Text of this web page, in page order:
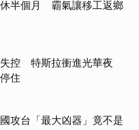
半個月 霸氣讓移工返鄉
控 特斯拉衝進光華夜
住
攻台「最大凶器」竟不是